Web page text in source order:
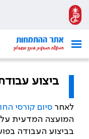
ביצוע
לאחר סיום קורסי
המועצה המדעית על
בביצוע העבודה